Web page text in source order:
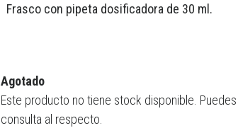
Frasco con pipeta dosificadora de 30 ml.
Agotado
Este producto no tiene stock disponible. Puedes
consulta al respecto.